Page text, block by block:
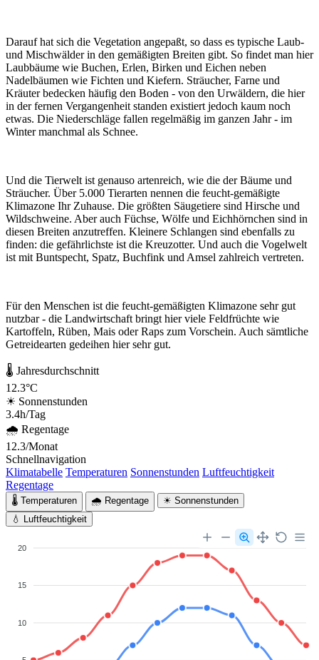
Darauf hat sich die Vegetation angepaßt, so dass es typische Laub-
und Mischwälder in den gemäßigten Breiten gibt. So findet man hier
Laubbäume wie Buchen, Erlen, Birken und Eichen neben
Nadelbäumen wie Fichten und Kiefern. Sträucher, Farne und
Kräuter bedecken häufig den Boden - von den Urwäldern, die hier
in der fernen Vergangenheit standen existiert jedoch kaum noch
etwas. Die Niederschläge fallen regelmäßig im ganzen Jahr - im
Winter manchmal als Schnee.
Und die Tierwelt ist genauso artenreich, wie die der Bäume und
Sträucher. Über 5.000 Tierarten nennen die feucht-gemäßigte
Klimazone Ihr Zuhause. Die größten Säugetiere sind Hirsche und
Wildschweine. Aber auch Füchse, Wölfe und Eichhörnchen sind in
diesen Breiten anzutreffen. Kleinere Schlangen sind ebenfalls zu
finden: die gefährlichste ist die Kreuzotter. Und auch die Vogelwelt
ist mit Buntspecht, Spatz, Buchfink und Amsel zahlreich vertreten.
Für den Menschen ist die feucht-gemäßigten Klimazone sehr gut
nutzbar - die Landwirtschaft bringt hier viele Feldfrüchte wie
Kartoffeln, Rüben, Mais oder Raps zum Vorschein. Auch sämtliche
Getreidearten gedeihen hier sehr gut.
🌡 Jahresdurchschnitt
12.3°C
☀ Sonnenstunden
3.4h/Tag
🌧 Regentage
12.3/Monat
Schnellnavigation
Klimatabelle Temperaturen Sonnenstunden Luftfeuchtigkeit
Regentage
🌡 Temperaturen 🌧 Regentage
☀ Sonnenstunden
💧 Luftfeuchtigkeit
20
15
10